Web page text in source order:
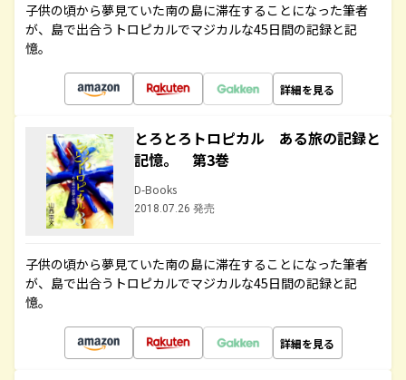
子供の頃から夢見ていた南の島に滞在することになった筆者
が、島で出合うトロピカルでマジカルな45日間の記録と記
憶。
詳細を見る
とろとろトロピカル ある旅の記録と
記憶。 第3巻
D-Books
2018.07.26 発売
子供の頃から夢見ていた南の島に滞在することになった筆者
が、島で出合うトロピカルでマジカルな45日間の記録と記
憶。
詳細を見る